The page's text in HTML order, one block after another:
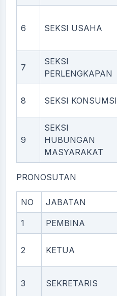
6 SEKSI USAHA
7
SEKSI
PERLENGKAPAN
8 SEKSI KONSUMSI
9
SEKSI
HUBUNGAN
MASYARAKAT
PRONOSUTAN
NO JABATAN
1 PEMBINA
2 KETUA
3 SEKRETARIS